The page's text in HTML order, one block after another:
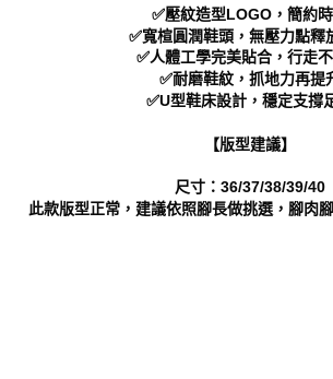
https://
３．未成
「AFTEE
任。
４．使用
即時審查
５．嚴禁
動。
✅壓紋造型LOGO，簡約
✅寬楦圓潤鞋頭，無壓力點釋
✅人體工學完美貼合，行走
✅耐磨鞋紋，抓地力再提
✅U型鞋床設計，穩定支撐
【版型建議】
尺寸：36/37/38/39/40
此款版型正常，建議依照腳長做挑選，腳肉